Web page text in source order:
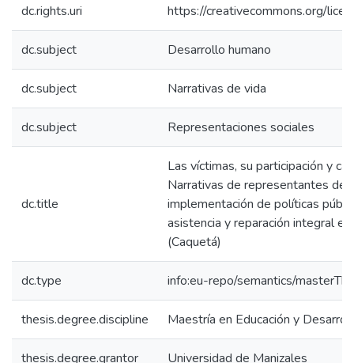
dc.rights.uri https://creativecommons.org/
dc.subject Desarrollo humano
dc.subject Narrativas de vida
dc.subject Representaciones sociales
dc.title
Las víctimas, su participación y
Narrativas de representantes de
implementación de políticas
asistencia y reparación integral
(Caquetá)
dc.type info:eu-repo/semantics/
thesis.degree.discipline Maestría en Educación y
thesis.degree.grantor Universidad de Manizales